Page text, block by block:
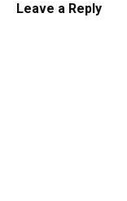
Leave a Reply